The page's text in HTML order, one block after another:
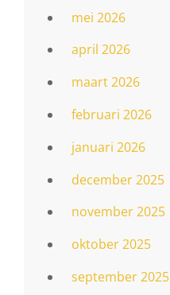
mei 2026
april 2026
maart 2026
februari 2026
januari 2026
december 2025
november 2025
oktober 2025
september 2025